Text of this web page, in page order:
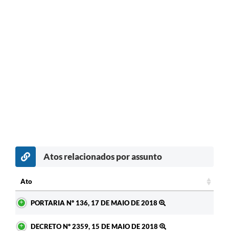
Atos relacionados por assunto
Ato
PORTARIA Nº 136, 17 DE MAIO DE 2018
DECRETO Nº 2359, 15 DE MAIO DE 2018